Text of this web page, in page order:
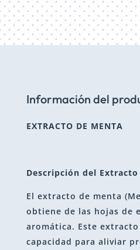
/
Mentha
piperita
Información del
EXTRACTO DE MENTA
Descripción del Extracto
El extracto de menta
obtiene de las hojas de
aromática. Este
capacidad para aliviar